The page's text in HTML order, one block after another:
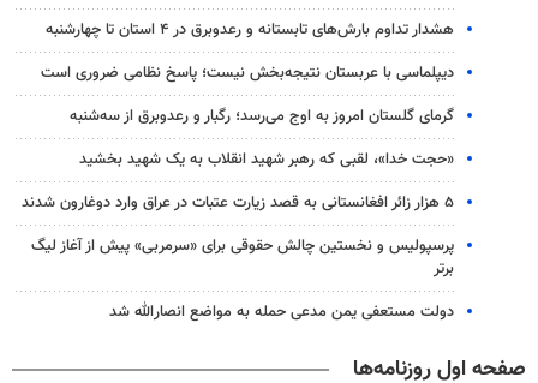
هشدار تداوم بارش‌های تابستانه و رعدوبرق در ۴ استان تا چهارشنبه
دیپلماسی با عربستان نتیجه‌بخش نیست؛ پاسخ نظامی ضروری است
گرمای گلستان امروز به اوج می‌رسد؛ رگبار و رعدوبرق از سه‌شنبه
«حجت خدا»، لقبی که رهبر شهید انقلاب به یک شهید بخشید
۵ هزار زائر افغانستانی به قصد زیارت عتبات در عراق وارد دوغارون شدند
پرسپولیس و نخستین چالش حقوقی برای «سرمربی» پیش از آغاز لیگ
برتر
دولت مستعفی یمن مدعی حمله به مواضع انصارالله شد
صفحه اول روزنامه‌ها